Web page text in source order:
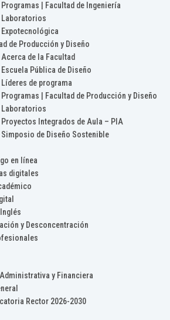
Programas | Facultad de Ingeniería
Laboratorios
Expotecnológica
de Producción y Diseño
Acerca de la Facultad
Escuela Pública de Diseño
Líderes de programa
Programas | Facultad de Producción y Diseño
Laboratorios
Proyectos Integrados de Aula – PIA
Simposio de Diseño Sostenible
en línea
digitales
y Desconcentración
y Financiera
Rector 2026-2030